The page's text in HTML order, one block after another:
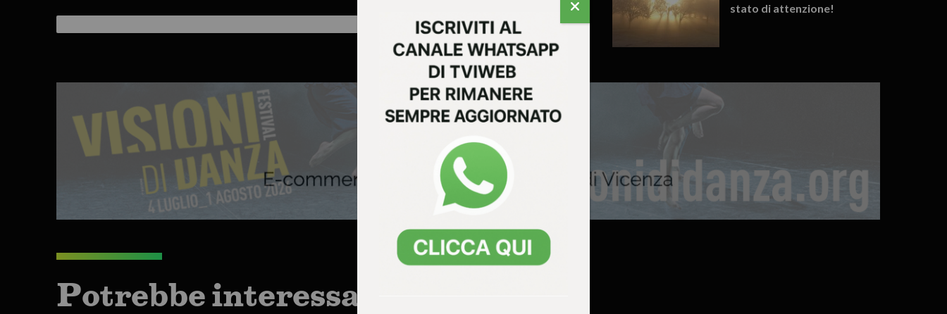
stato di attenzione!
Potrebbe interessarti anche: